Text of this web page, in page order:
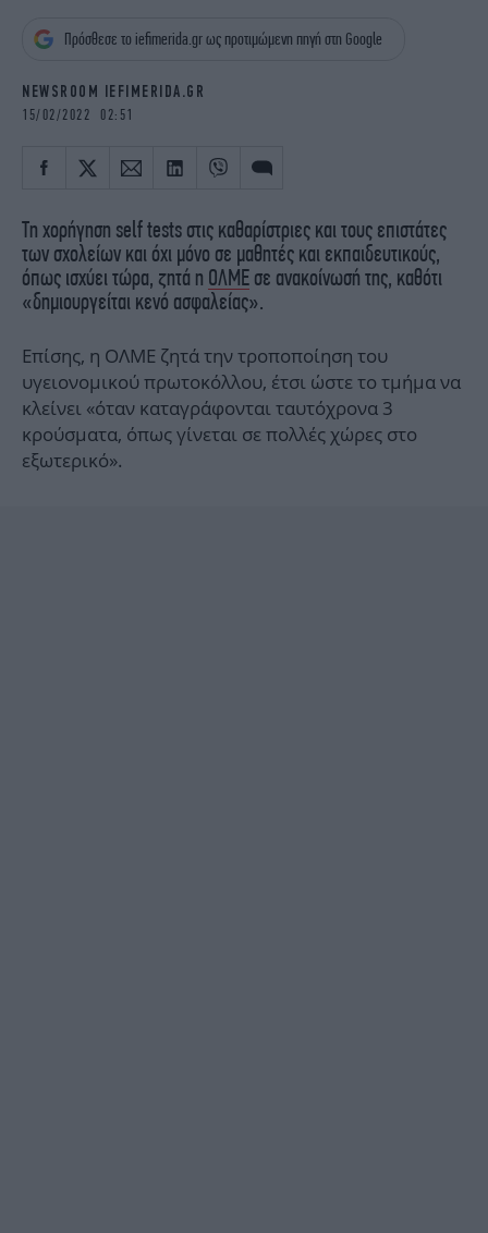
OSCARS
THE OCEAN
Πρόσθεσε το iefimerida.gr ως προτιμώμενη πηγή στη Google
NEWSROOM IEFIMERIDA.GR
15/02/2022 02:51
Τη χορήγηση self tests στις καθαρίστριες και τους επιστάτες
των σχολείων και όχι μόνο σε μαθητές και εκπαιδευτικούς,
όπως ισχύει τώρα, ζητά η ΟΛΜΕ σε ανακοίνωσή της, καθότι
«δημιουργείται κενό ασφαλείας».
Επίσης, η ΟΛΜΕ ζητά την τροποποίηση του
υγειονομικού πρωτοκόλλου, έτσι ώστε το τμήμα να
κλείνει «όταν καταγράφονται ταυτόχρονα 3
κρούσματα, όπως γίνεται σε πολλές χώρες στο
εξωτερικό».